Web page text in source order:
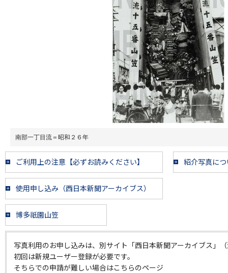
南部一丁目流＝昭和２６年
ご利用上の注意【必ずお読みください】 紹介写真に
使用申し込み（西日本新聞アーカイブス）
博多祇園山笠
写真利用のお申し込みは、別サイト「西日本新聞アーカイブス」
初回は新規ユーザー登録が必要です。
そちらでの申請が難しい場合はこちらのページ